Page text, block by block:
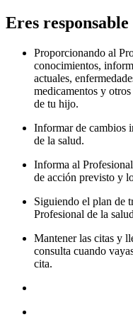
Eres responsable
Proporcionando al
conocimientos,
actuales,
medicamentos y
de tu hijo.
Informar de cambios
de la salud.
Informa al
de acción previsto y
Siguiendo el plan de
Profesional de la
Mantener las citas y
consulta cuando
cita.